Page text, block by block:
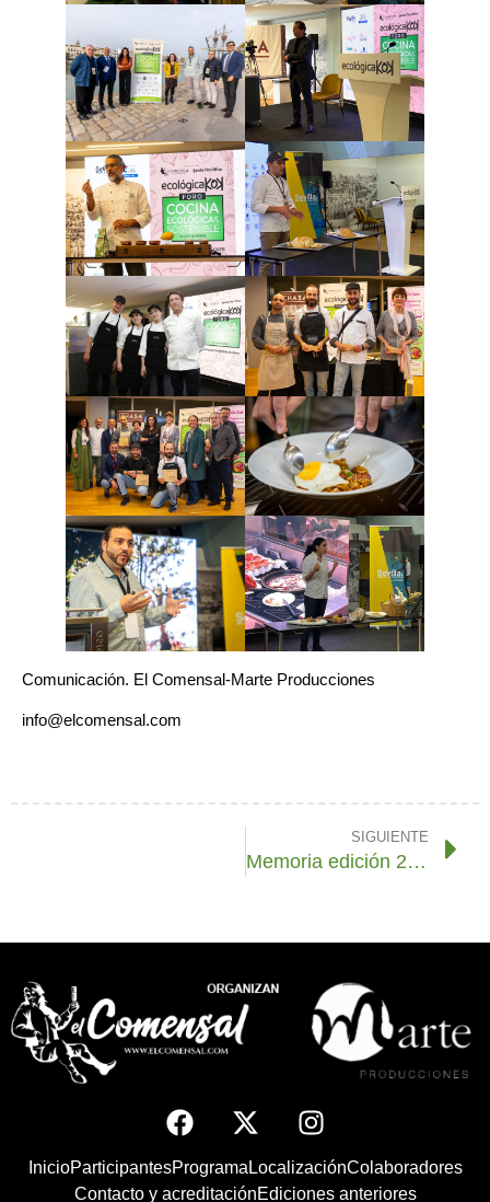
Comunicación. El Comensal-Marte Producciones
info@elcomensal.com
SIGUIENTE
Memoria edición 2024
InicioParticipantesPrograma LocalizaciónColaboradores
Contacto y acreditaciónEdiciones anteriores